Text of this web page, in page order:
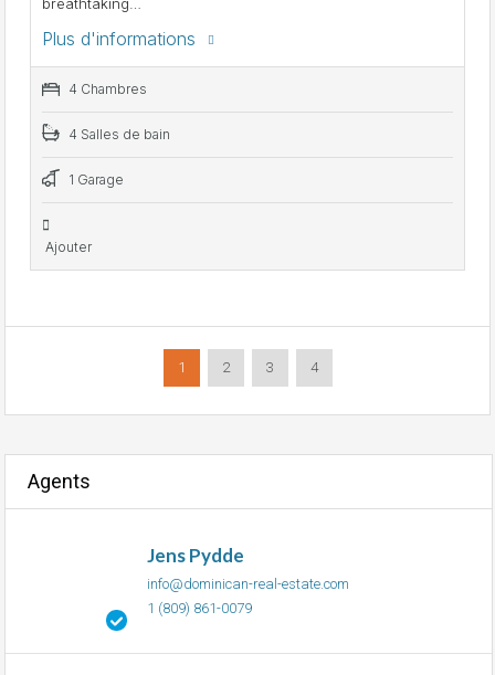
Plus d'informations
4 Chambres
4 Salles de bain
1 Garage
Ajouter
1 2 3 4
Agents
Jens Pydde
info@dominican-real-estate.com
1 (809) 861-0079